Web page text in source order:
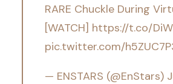
RARE Chuckle During
[WATCH] https://t.co/
pic.twitter.com/
— ENSTARS (@EnStars)